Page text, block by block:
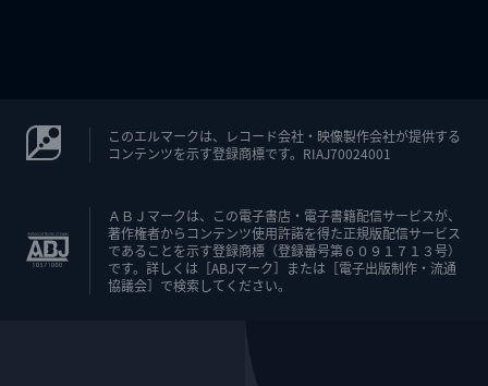
このエルマークは、レコード会社・映像製作会社が提供する
コンテンツを示す登録商標です。RIAJ70024001
ＡＢＪマークは、この電子書店・電子書籍配信サービスが、
著作権者からコンテンツ使用許諾を得た正規版配信サービス
であることを示す登録商標（登録番号第６０９１７１３号）
です。詳しくは［ABJマーク］または［電子出版制作・流通
協議会］で検索してください。